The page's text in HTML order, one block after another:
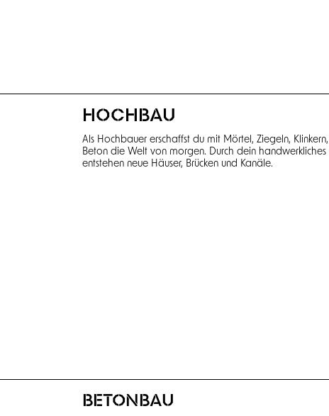
Als Hochbauer erschaffst du mit Mörtel, Ziegeln,
Beton die Welt von morgen. Durch dein handwerkliches
entstehen neue Häuser, Brücken und Kanäle.